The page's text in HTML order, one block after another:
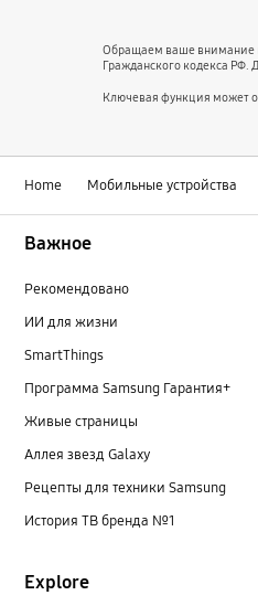
Обращаем ваше внимание
Гражданского кодекса
Ключевая функция может
Home Мобильные устройства
Важное
Рекомендовано
ИИ для жизни
SmartThings
Программа Samsung Гарантия+
Живые страницы
Аллея звезд Galaxy
Рецепты для техники Samsung
История ТВ бренда №1
Explore